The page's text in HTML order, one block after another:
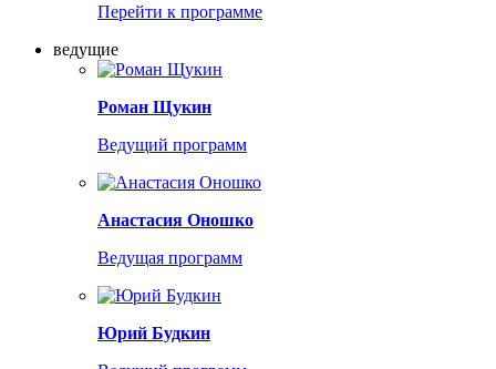
Перейти к программе
ведущие
Роман Щукин
Ведущий программ
Анастасия Оношко
Ведущая программ
Юрий Будкин